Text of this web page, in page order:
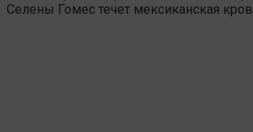
Селены Гомес течет мексиканская